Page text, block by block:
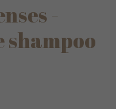
-